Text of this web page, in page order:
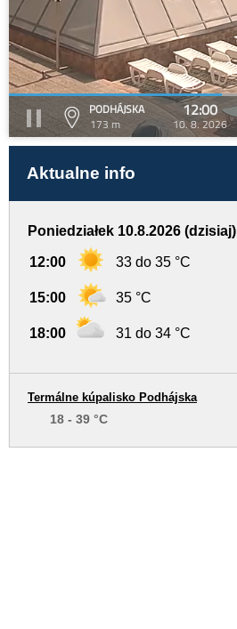
PODHÁJSKA
173 m
12:00
10. 8. 2026
Aktualne info
Poniedziałek 10.8.2026 (dzisiaj)
12:00 33 do 35 °C
15:00 35 °C
18:00 31 do 34 °C
Termálne kúpalisko Podhájska
18 - 39 °C